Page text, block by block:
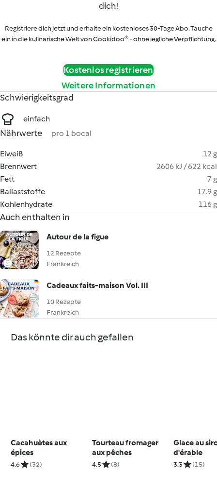
dich!
Registriere dich jetzt und erhalte ein kostenloses 30-Tage Abo. Tauche
ein in die kulinarische Welt von Cookidoo® - ohne jegliche Verpflichtung.
Kostenlos registrieren
Weitere Informationen
Schwierigkeitsgrad
einfach
Nährwerte pro 1 bocal
Eiweiß
12 g
Brennwert
2606 kJ / 622 kcal
Fett
7 g
Ballaststoffe
17.9 g
Kohlenhydrate
116 g
Auch enthalten in
Autour de la figue
12 Rezepte
Frankreich
Cadeaux faits-maison Vol. III
10 Rezepte
Frankreich
Das könnte dir auch gefallen
Cacahuètes aux
épices
4.6 (32)
Tourteau fromager
aux pêches
4.5 (8)
Glace au
d'érable
3.3 (15)